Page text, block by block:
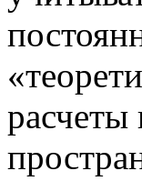
расчеты